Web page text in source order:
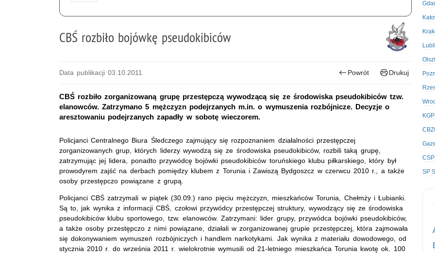
CBŚ rozbiło bojówkę pseudokibiców
Data publikacji 03.10.2011 Powrót Drukuj
CBŚ rozbiło zorganizowaną grupę przestępczą wywodzącą się ze środowiska pseudokibiców tzw.
elanowców. Zatrzymano 5 mężczyzn podejrzanych m.in. o wymuszenia rozbójnicze. Decyzje o
aresztowaniu podejrzanych zapadły w sobotę wieczorem.
Policjanci Centralnego Biura Śledczego zajmujący się rozpoznaniem działalności przestępczej
zorganizowanych grup, których liderzy wywodzą się ze środowiska pseudokibiców, rozbili taką grupę,
zatrzymując jej lidera, ponadto przywódcę bojówki pseudokibiców toruńskiego klubu piłkarskiego, który był
prowodyrem zajść na derbach pomiędzy klubem z Torunia i Zawiszą Bydgoszcz w czerwcu 2010 r., a także
osoby przestępczo powiązane z grupą.
Policjanci CBŚ zatrzymali w piątek (30.09.) rano pięciu mężczyzn, mieszkańców Torunia, Chełmży i Łubianki.
Są to, jak wynika z informacji CBŚ, czołowi przywódcy przestępczej struktury, wywodzący się ze środowiska
pseudokibiców klubu sportowego, tzw. elanowców. Zatrzymani: lider grupy, przywódca bojówki pseudokibiców,
a także osoby przestępczo z nimi powiązane, działali w zorganizowanej grupie przestępczej, która zajmowała
się dokonywaniem wymuszeń rozbójniczych i handlem narkotykami. Jak wynika z materiału dowodowego, od
stycznia 2010 r. do września 2011 r. wielokrotnie wymusili od 21-letniego mieszkańca Torunia kwotę ok. 100
KGP
SP